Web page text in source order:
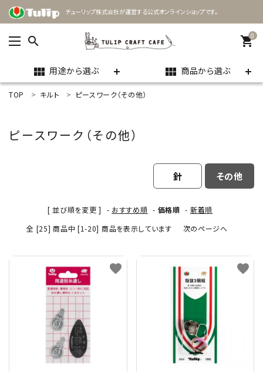
チューリップ株式会社が運営する公式オンラインショップです。
search 0
shopping_cart
view_module 用途から選ぶ view_module 商品から選ぶ
ACCOUNT MENU
meeting_room ログイン person 新規会員登録
用途
商品カテゴリー
トピックス
配送方法
お支払方法
TOP キルト ピースワーク（その他）
ピースワーク（その他）
針 その他
[ 並び順を変更 ] - おすすめ順 - 価格順 - 新着順
全 [25] 商品中 [1-20] 商品を表示しています
次のページへ
favorite favorite